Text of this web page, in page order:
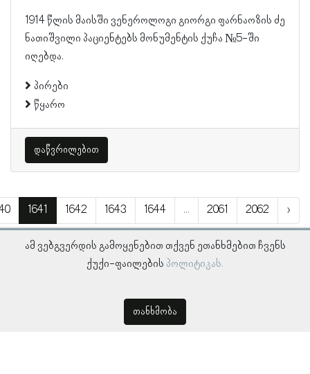
1914 წლის მაისში ვენეროლოგი გიორგი ფარნაოზის ძე
ნათიშვილი პაციენტებს მონუმენტის ქუჩა №5-ში
იღებდა.
პირები
წყარო
დაწვრილებით
1641 1642 1643 1644 ... 2061 2062 ›
ამ ვებგვერდის გამოყენებით თქვენ ეთანხმებით ჩვენს
ქუქი-ფაილების პოლიტიკას.
თანხმობა